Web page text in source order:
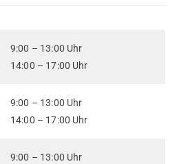
9:00 – 13:00 Uhr
14:00 – 17:00 Uhr
9:00 – 13:00 Uhr
14:00 – 17:00 Uhr
9:00 – 13:00 Uhr